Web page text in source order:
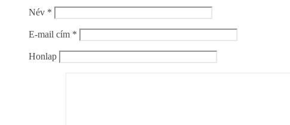
Név *
E-mail cím *
Honlap